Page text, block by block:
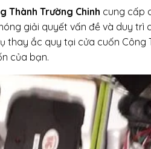
Thành Trường Chinh cung cấp
giải quyết vấn đề và duy trì
thay ắc quy tại cửa cuốn
của bạn.